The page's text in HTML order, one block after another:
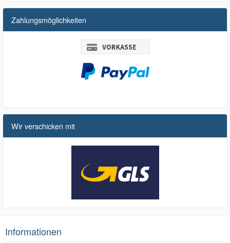
Zahlungsmöglichkeiten
Wir verschicken mit
Informationen